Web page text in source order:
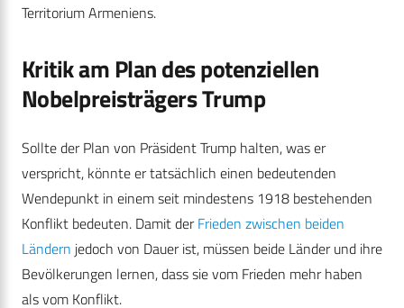
Territorium Armeniens.
Kritik am Plan des potenziellen
Nobelpreisträgers Trump
Sollte der Plan von Präsident Trump halten, was er
verspricht, könnte er tatsächlich einen bedeutenden
Wendepunkt in einem seit mindestens 1918 bestehenden
Konflikt bedeuten. Damit derFrieden zwischen beiden
Ländern jedoch von Dauer ist, müssen beide Länder und ihre
Bevölkerungen lernen, dass sie vom Frieden mehr haben
als vom Konflikt.